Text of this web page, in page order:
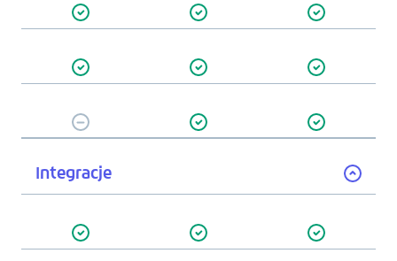
Integracje